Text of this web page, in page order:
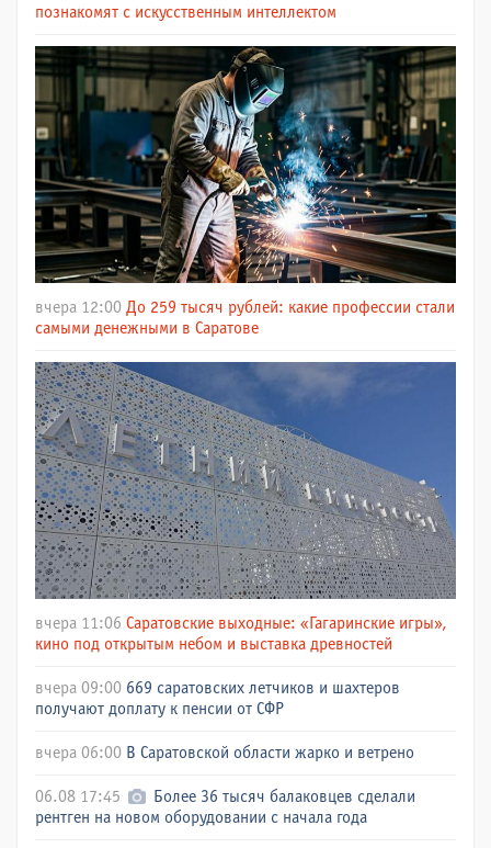
познакомят с искусственным интеллектом
вчера 12:00 До 259 тысяч рублей: какие профессии стали
самыми денежными в Саратове
вчера 11:06 Саратовские выходные: «Гагаринские игры»,
кино под открытым небом и выставка древностей
вчера 09:00 669 саратовских летчиков и шахтеров
получают доплату к пенсии от СФР
вчера 06:00 В Саратовской области жарко и ветрено
06.08 17:45
Более 36 тысяч балаковцев сделали
рентген на новом оборудовании с начала года